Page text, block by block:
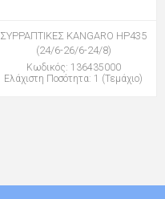
ΣΥΡΡΑΠΤΙΚΕΣ KANGARO HP435
(24/6-26/6-24/8)
Κωδικός: 136435000
Ελάχιστη Ποσότητα: 1 (Τεμάχιο)